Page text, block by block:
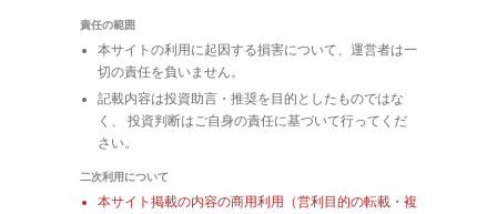
責任の範囲
本サイトの利用に起因する損害について、運営者は一
切の責任を負いません。
記載内容は投資助言・推奨を目的としたものではな
く、 投資判断はご自身の責任に基づいて行ってくだ
さい。
二次利用について
本サイト掲載の内容の商用利用（営利目的の転載・複